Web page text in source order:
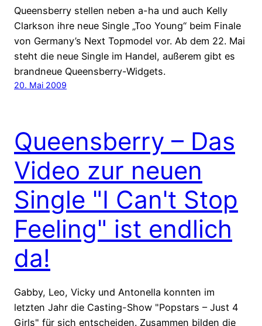
Queensberry stellen neben a-ha und auch Kelly
Clarkson ihre neue Single „Too Young“ beim Finale
von Germany’s Next Topmodel vor. Ab dem 22. Mai
steht die neue Single im Handel, außerem gibt es
brandneue Queensberry-Widgets.
20. Mai 2009
Queensberry – Das
Video zur neuen
Single "I Can't Stop
Feeling" ist endlich
da!
Gabby, Leo, Vicky und Antonella konnten im
letzten Jahr die Casting-Show "Popstars – Just 4
Girls" für sich entscheiden. Zusammen bilden die